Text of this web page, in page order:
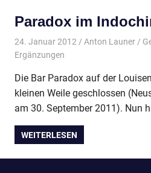
Paradox im
24. Januar 2012 Anton Launer
Ergänzungen
Die Bar Paradox auf der
kleinen Weile geschlossen
am 30. September 2011). Nun
WEITERLESEN